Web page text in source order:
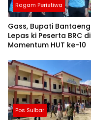
Ragam Peristiwa
Gass, Bupati Bantaeng
Lepas ki Peserta BRC di
Momentum HUT ke-10
Pos Sulbar